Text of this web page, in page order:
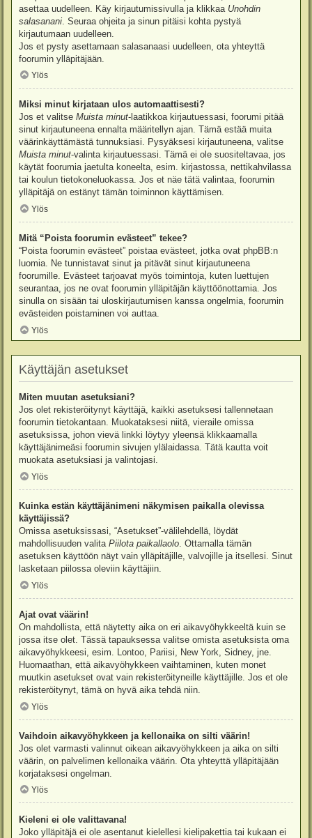
asettaa uudelleen. Käy kirjautumissivulla ja klikkaa Unohdin
salasanani . Seuraa ohjeita ja sinun pitäisi kohta pystyä
kirjautumaan uudelleen.
Jos et pysty asettamaan salasanaasi uudelleen, ota yhteyttä
foorumin ylläpitäjään.
Ylös
Miksi minut kirjataan ulos automaattisesti?
Jos et valitse Muista minut-laatikkoa kirjautuessasi, foorumi pitää
sinut kirjautuneena ennalta määritellyn ajan. Tämä estää muita
väärinkäyttämästä tunnuksiasi. Pysyäksesi kirjautuneena, valitse
Muista minut-valinta kirjautuessasi. Tämä ei ole suositeltavaa, jos
käytät foorumia jaetulta koneelta, esim. kirjastossa, nettikahvilassa
tai koulun tietokoneluokassa. Jos et näe tätä valintaa, foorumin
ylläpitäjä on estänyt tämän toiminnon käyttämisen.
Ylös
Mitä “Poista foorumin evästeet” tekee?
“Poista foorumin evästeet” poistaa evästeet, jotka ovat phpBB:n
luomia. Ne tunnistavat sinut ja pitävät sinut kirjautuneena
foorumille. Evästeet tarjoavat myös toimintoja, kuten luettujen
seurantaa, jos ne ovat foorumin ylläpitäjän käyttöönottamia. Jos
sinulla on sisään tai uloskirjautumisen kanssa ongelmia, foorumin
evästeiden poistaminen voi auttaa.
Ylös
Käyttäjän asetukset
Miten muutan asetuksiani?
Jos olet rekisteröitynyt käyttäjä, kaikki asetuksesi tallennetaan
foorumin tietokantaan. Muokataksesi niitä, vieraile omissa
asetuksissa, johon vievä linkki löytyy yleensä klikkaamalla
käyttäjänimeäsi foorumin sivujen ylälaidassa. Tätä kautta voit
muokata asetuksiasi ja valintojasi.
Ylös
Kuinka estän käyttäjänimeni näkymisen paikalla olevissa
käyttäjissä?
Omissa asetuksissasi, “Asetukset”-välilehdellä, löydät
mahdollisuuden valita Piilota paikallaolo. Ottamalla tämän
asetuksen käyttöön näyt vain ylläpitäjille, valvojille ja itsellesi. Sinut
lasketaan piilossa oleviin käyttäjiin.
Ylös
Ajat ovat väärin!
On mahdollista, että näytetty aika on eri aikavyöhykkeeltä kuin se
jossa itse olet. Tässä tapauksessa valitse omista asetuksista oma
aikavyöhykkeesi, esim. Lontoo, Pariisi, New York, Sidney, jne.
Huomaathan, että aikavyöhykkeen vaihtaminen, kuten monet
muutkin asetukset ovat vain rekisteröityneille käyttäjille. Jos et ole
rekisteröitynyt, tämä on hyvä aika tehdä niin.
Ylös
Vaihdoin aikavyöhykkeen ja kellonaika on silti väärin!
Jos olet varmasti valinnut oikean aikavyöhykkeen ja aika on silti
väärin, on palvelimen kellonaika väärin. Ota yhteyttä ylläpitäjään
korjataksesi ongelman.
Ylös
Kieleni ei ole valittavana!
Joko ylläpitäjä ei ole asentanut kielellesi kielipakettia tai kukaan ei